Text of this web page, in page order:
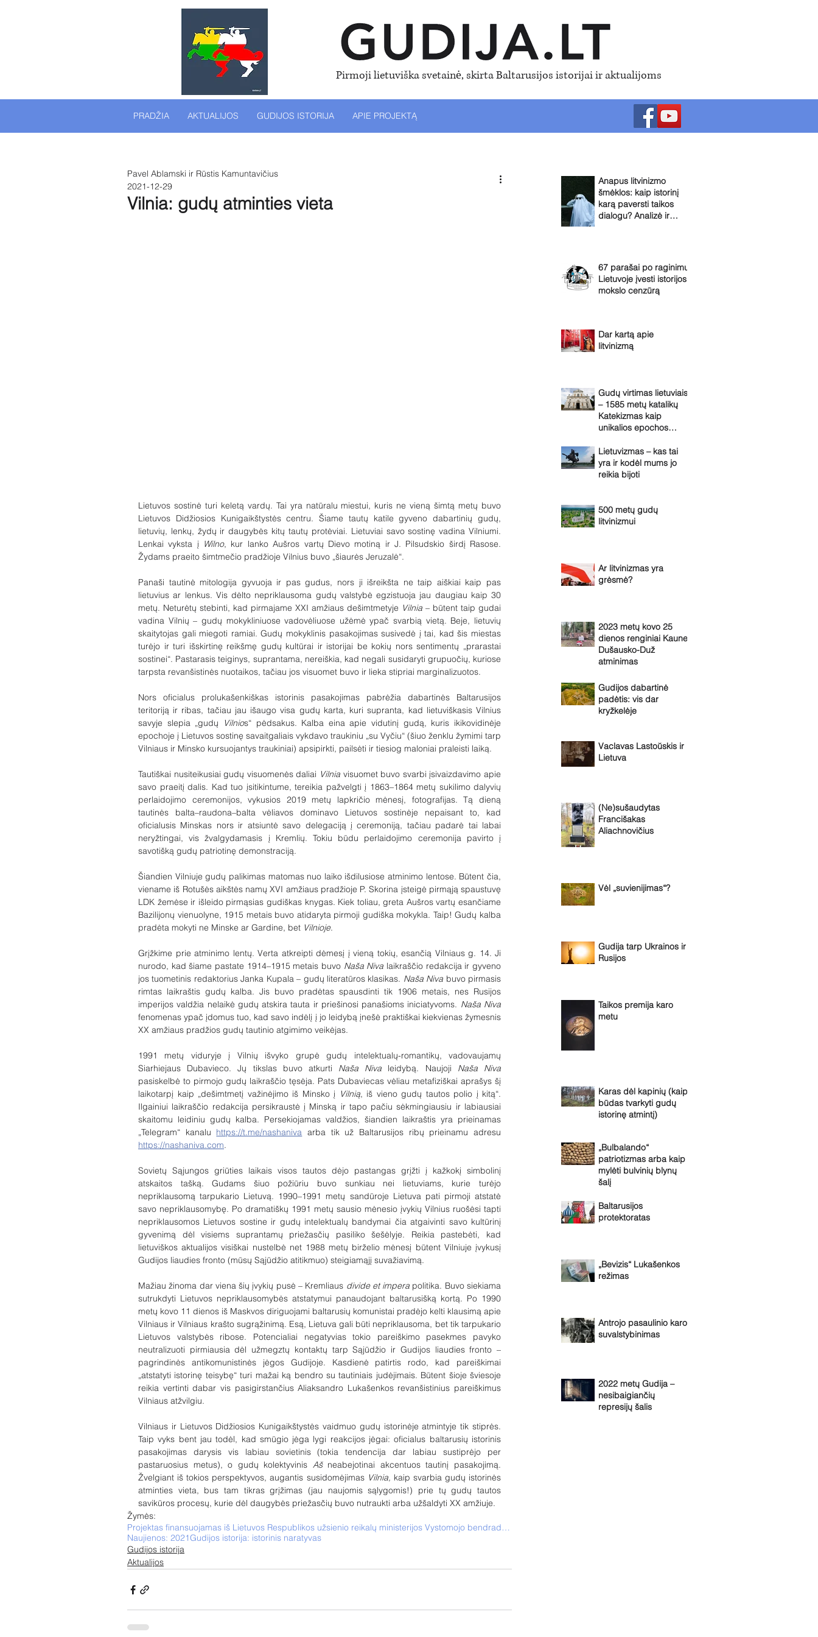
Pirmoji lietuviška svetainė, skirtaBaltarusijos istorijai ir aktualijoms
PRADŽIA AKTUALIJOS GUDIJOS ISTORIJA APIE PROJEKTĄ
Vilnia: gudų atminties vieta
Pavel Ablamski ir Rūstis Kamuntavičius
2021-12-29
Lietuvos sostinė turi keletą vardų. Tai yra natūralu miestui, kuris ne vieną šimtą metų buvo
Lietuvos Didžiosios Kunigaikštystės centru. Šiame tautų katile gyveno dabartinių gudų,
lietuvių, lenkų, žydų ir daugybės kitų tautų protėviai. Lietuviai savo sostinę vadina Vilniumi.
Lenkai vyksta į Wilno, kur lanko Aušros vartų Dievo motiną ir J. Pilsudskio širdį Rasose.
Žydams praeito šimtmečio pradžioje Vilnius buvo „šiaurės Jeruzalė“.
Panaši tautinė mitologija gyvuoja ir pas gudus, nors ji išreikšta ne taip aiškiai kaip pas
lietuvius ar lenkus. Vis dėlto nepriklausoma gudų valstybė egzistuoja jau daugiau kaip 30
metų. Neturėtų stebinti, kad pirmajame XXI amžiaus dešimtmetyje Vilnia – būtent taip gudai
vadina Vilnių – gudų mokykliniuose vadovėliuose užėmė ypač svarbią vietą. Beje, lietuvių
skaitytojas gali miegoti ramiai. Gudų mokyklinis pasakojimas susivedė į tai, kad šis miestas
turėjo ir turi išskirtinę reikšmę gudų kultūrai ir istorijai be kokių nors sentimentų „prarastai
sostinei“. Pastarasis teiginys, suprantama, nereiškia, kad negali susidaryti grupuočių, kuriose
tarpsta revanšistinės nuotaikos, tačiau jos visuomet buvo ir lieka stipriai marginalizuotos.
Nors oficialus prolukašenkiškas istorinis pasakojimas pabrėžia dabartinės Baltarusijos
teritoriją ir ribas, tačiau jau išaugo visa gudų karta, kuri supranta, kad lietuviškasis Vilnius
savyje slepia „gudų
Vilnios“ pėdsakus. Kalba eina apie vidutinį gudą, kuris ikikovidinėje
epochoje į Lietuvos sostinę savaitgaliais vykdavo traukiniu „su Vyčiu“ (šiuo ženklu žymimi tarp
Vilniaus ir Minsko kursuojantys traukiniai) apsipirkti, pailsėti ir tiesiog maloniai praleisti laiką.
Tautiškai nusiteikusiai gudų visuomenės daliai Vilnia visuomet buvo svarbi įsivaizdavimo apie
savo praeitį dalis. Kad tuo įsitikintume, tereikia pažvelgti į 1863–1864 metų sukilimo dalyvių
perlaidojimo ceremonijos, vykusios 2019 metų lapkričio mėnesį, fotografijas. Tą dieną
tautinės balta–raudona–balta vėliavos dominavo Lietuvos sostinėje nepaisant to, kad
oficialusis Minskas nors ir atsiuntė savo delegaciją į ceremoniją, tačiau padarė tai labai
neryžtingai, vis žvalgydamasis į Kremlių. Tokiu būdu perlaidojimo ceremonija pavirto į
savotišką gudų patriotinę demonstraciją.
Šiandien Vilniuje gudų palikimas matomas nuo laiko išdilusiose atminimo lentose. Būtent čia,
viename iš Rotušės aikštės namų XVI amžiaus pradžioje P. Skorina įsteigė pirmąją spaustuvę
LDK žemėse ir išleido pirmąsias gudiškas knygas. Kiek toliau, greta Aušros vartų esančiame
Bazilijonų vienuolyne, 1915 metais buvo atidaryta pirmoji gudiška mokykla. Taip! Gudų kalba
pradėta mokyti ne Minske ar Gardine, bet Vilnioje.
Grįžkime prie atminimo lentų. Verta atkreipti dėmesį į vieną tokių, esančią Vilniaus g. 14. Ji
nurodo, kad šiame pastate 1914–1915 metais buvo Naša Niva laikraščio redakcija ir gyveno
jos tuometinis redaktorius Janka Kupala – gudų literatūros klasikas. Naša Niva buvo pirmasis
rimtas laikraštis gudų kalba. Jis buvo pradėtas spausdinti tik 1906 metais, nes Rusijos
imperijos valdžia nelaikė gudų atskira tauta ir priešinosi panašioms iniciatyvoms. Naša Niva
fenomenas ypač įdomus tuo, kad savo indėlį į jo leidybą įnešė praktiškai kiekvienas žymesnis
XX amžiaus pradžios gudų tautinio atgimimo veikėjas.
1991 metų viduryje į Vilnių išvyko grupė gudų intelektualų-romantikų, vadovaujamų
Siarhiejaus Dubavieco. Jų tikslas buvo atkurti Naša Niva leidybą. Naujoji Naša Niva
pasiskelbė to pirmojo gudų laikraščio tęsėja. Pats Dubaviecas vėliau metafiziškai aprašys šį
laikotarpį kaip „dešimtmetį važinėjimo iš Minsko į Vilnią, iš vieno gudų tautos polio į kitą“.
Ilgainiui laikraščio redakcija persikraustė į Minską ir tapo pačiu sėkmingiausiu ir labiausiai
skaitomu leidiniu gudų kalba. Persekiojamas valdžios, šiandien laikraštis yra prieinamas
„Telegram“ kanalu https://t.me/nashaniva
https://nashaniva.com.
Sovietų Sąjungos griūties laikais visos tautos dėjo pastangas grįžti į kažkokį simbolinį
atskaitos tašką. Gudams šiuo požiūriu buvo sunkiau nei lietuviams, kurie turėjo
nepriklausomą tarpukario Lietuvą. 1990–1991 metų sandūroje Lietuva pati pirmoji atstatė
savo nepriklausomybę. Po dramatiškų 1991 metų sausio mėnesio įvykių Vilnius ruošėsi tapti
nepriklausomos Lietuvos sostine ir gudų intelektualų bandymai čia atgaivinti savo kultūrinį
gyvenimą dėl visiems suprantamų priežasčių pasiliko šešėlyje. Reikia pastebėti, kad
lietuviškos aktualijos visiškai nustelbė net 1988 metų birželio mėnesį būtent Vilniuje įvykusį
Gudijos liaudies fronto (mūsų Sąjūdžio atitikmuo) steigiamąjį suvažiavimą.
Mažiau žinoma dar viena šių įvykių pusė – Kremliaus divide et impera politika. Buvo siekiama
sutrukdyti Lietuvos nepriklausomybės atstatymui panaudojant baltarusišką kortą. Po 1990
metų kovo 11 dienos iš Maskvos diriguojami baltarusių komunistai pradėjo kelti klausimą apie
Vilniaus ir Vilniaus krašto sugrąžinimą. Esą, Lietuva gali būti nepriklausoma, bet tik tarpukario
Lietuvos valstybės ribose. Potencialiai negatyvias tokio pareiškimo pasekmes pavyko
neutralizuoti pirmiausia dėl užmegztų kontaktų tarp Sąjūdžio ir Gudijos liaudies fronto –
pagrindinės antikomunistinės jėgos Gudijoje. Kasdienė patirtis rodo, kad pareiškimai
„atstatyti istorinę teisybę“ turi mažai ką bendro su tautiniais judėjimais. Būtent šioje šviesoje
reikia vertinti dabar vis pasigirstančius Aliaksandro Lukašenkos revanšistinius pareiškimus
Vilniaus atžvilgiu.
Vilniaus ir Lietuvos Didžiosios Kunigaikštystės vaidmuo gudų istorinėje atmintyje tik stiprės.
Taip vyks bent jau todėl, kad smūgio jėga lygi reakcijos jėgai: oficialus baltarusių istorinis
pasakojimas darysis vis labiau sovietinis (tokia tendencija dar labiau sustiprėjo per
pastaruosius metus), o gudų kolektyvinis Aš neabejotinai akcentuos tautinį pasakojimą.
Žvelgiant iš tokios perspektyvos, augantis susidomėjimas Vilnia, kaip svarbia gudų istorinės
atminties vieta, bus tam tikras grįžimas (jau naujomis sąlygomis!) prie tų gudų tautos
savikūros procesų, kurie dėl daugybės priežasčių buvo nutraukti arba užšaldyti XX amžiuje.
Žymės:
Projektas finansuojamas iš Lietuvos Respublikos užsienio reikalų ministerijos Vystomojo bendradarbia
Naujienos: 2021Gudijos istorija: istorinis naratyvas
Gudijos istorija
Aktualijos
Anapus litvinizmo
šmėklos: kaip istorinį
karą paversti taikos
dialogu? Analizė ir
67 parašai po raginimu
Lietuvoje įvesti istorijos
mokslo cenzūrą
Dar kartą apie
litvinizmą
Gudų virtimas lietuviais
– 1585 metų katalikų
Katekizmas kaip
unikalios epochos
Lietuvizmas – kas tai
yra ir kodėl mums jo
reikia bijoti
500 metų gudų
litvinizmui
Ar litvinizmas yra
grėsmė?
2023 metų kovo 25
dienos renginiai Kaune.
Dušausko-Duž
atminimas
Gudijos dabartinė
padėtis: vis dar
kryžkelėje
Vaclavas Lastoŭskis ir
Lietuva
(Ne)sušaudytas
Francišakas
Aliachnovičius
Vėl „suvienijimas“?
Gudija tarp Ukrainos ir
Rusijos
Taikos premija karo
metu
Karas dėl kapinių (kaip
būdas tvarkyti gudų
istorinę atmintį)
„Bulbalando“
patriotizmas arba kaip
mylėti bulvinių blynų
šalį
Baltarusijos
protektoratas
„Bevizis“ Lukašenkos
režimas
Antrojo pasaulinio karo
suvalstybinimas
2022 metų Gudija –
nesibaigiančių
represijų šalis